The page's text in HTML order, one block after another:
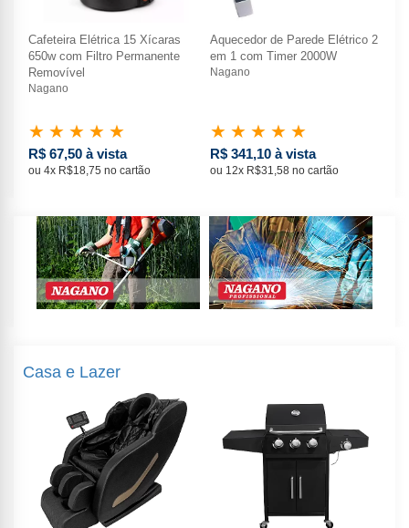
Cafeteira Elétrica 15 Xícaras
650w com Filtro Permanente
Removível
Nagano
★ ★ ★ ★ ★
R$ 67,50 à vista
ou 4x R$18,75 no cartão
Aquecedor de Parede Elétrico 2
em 1 com Timer 2000W
Nagano
★ ★ ★ ★ ★
R$ 341,10 à vista
ou 12x R$31,58 no cartão
Casa e Lazer